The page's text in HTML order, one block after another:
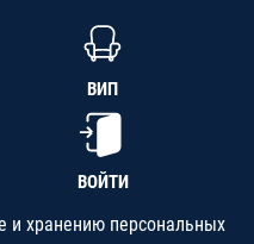
ВИП
ВОЙТИ
и хранению персональных